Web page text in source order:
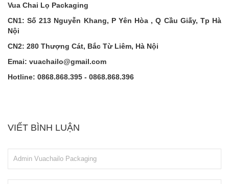
Vua Chai Lọ Packaging
CN1: Số 213 Nguyễn Khang, P Yên Hòa , Q Cầu Giấy, Tp Hà
Nội
CN2: 280 Thượng Cát, Bắc Từ Liêm, Hà Nội
Emai: vuachailo@gmail.com
Hotline: 0868.868.395 - 0868.868.396
VIẾT BÌNH LUẬN